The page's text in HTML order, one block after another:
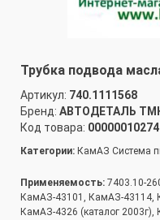
Трубка подвода
Артикул: 740.1111568
Бренд: АВТОДЕТАЛЬ
Код товара: 00000010274
Категории: КамАЗ Система
Применяемость: 7403.10-
КамАЗ-43101, КамАЗ-43114,
КамАЗ-4326 (каталог